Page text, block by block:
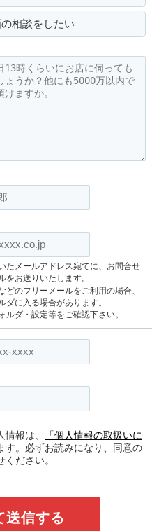
相談をしたい
たメールアドレス宛てに、お問合せ
をお送りいたします。
どのフリーメールをご利用の場合、
ダに入る場合があります。
ルダ・設定等をご確認下さい。
報は、
「個人情報の取扱いに
す。必ずお読みになり、同意の
ください。
送信する